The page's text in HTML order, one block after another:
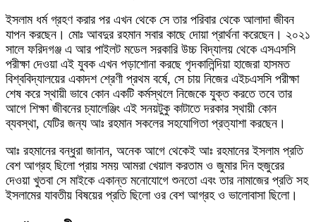
ইসলাম ধর্ম গ্রহণ করার পর এখন থেকে সে তার পরিবার থেকে আলাদা জীবন
যাপন করছেন। মোঃ আবদুর রহমান সবার কাছে দোয়া প্রার্থনা করেছেন। ২০২১
সালে ফরিদগঞ্জ এ আর পাইলট মডেল সরকারি উচ্চ বিদ্যালয় থেকে এসএসসি
পরীক্ষা দেওয়া এই যুবক এখন পড়াশোনা করছে গৃদকালিন্দিয়া হাজেরা হাসমত
বিশ্ববিদ্যালয়ের একাদশ শ্রেণী প্রথম বর্ষে, সে চায় নিজের এইচএসসি পরীক্ষা
শেষ করে স্থায়ী ভাবে কোন একটি কর্মস্থলে নিজেকে যুক্ত করতে তবে তার
আগে শিক্ষা জীবনের চ্যালেঞ্জিং এই সনয়টুকু কাটাতে দরকার স্থায়ী কোন
ব্যবস্থা, যেটির জন্য আঃ রহমান সকলের সহযোগিতা প্রত্যাশা করছেন।
আঃ রহমানের বন্ধুরা জানান, অনেক আগে থেকেই আঃ রহমানের ইসলাম প্রতি
বেশ আগ্রহ ছিলো প্রায় সময় আমরা খেয়াল করতাম ও জুমার দিন হুজুরের
দেওয়া খুতবা সে মাইকে একান্ত মনোযোগে শুনতো এবং তার নামাজের প্রতি সহ
ইসলামের যাবতীয় বিষয়ের প্রতি ছিলো ওর বেশ আগ্রহ ও ভালোবাসা ছিলো।